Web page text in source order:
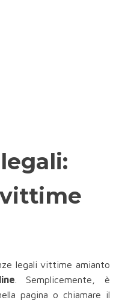
legali vittime amianto
. Semplicemente, è
pagina o chiamare il